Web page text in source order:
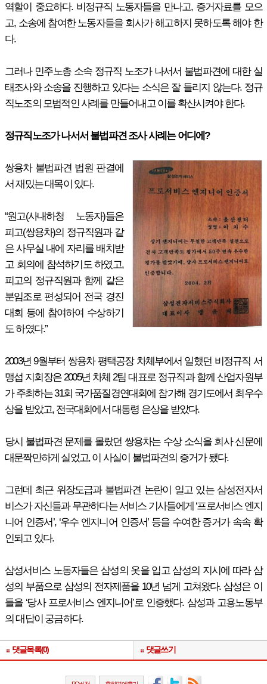
역할이 중요하다. 비정규직 노동자들을 만나고, 증거자료를 모으
고, 소송에 참여한 노동자들을 회사가 해고하지 못하도록 해야 한
다.
그러나 민주노총 소속 정규직 노조가 나서서 불법파견에 대한 실
태조사와 소송을 진행하고 있다는 소식은 잘 들리지 않는다. 정규
직노조의 모범적인 사례를 만들어내고 이를 확산시켜야 한다.
정규직노조가 나서서 불법파견 조사 사례는 어디에?
쌍용차 불법파견 법원 판결에
서 재밌는 대목이 있다.
“원고(사내하청 노동자)들은
피고(쌍용차)의 정규직원과 같
은 사무실 내에 자리를 배치받
고 회의에 참석하기도 하였고,
피고의 정규직원과 함께 같은
분임조로 편성되어 전국 경진
대회 등에 참여하여 수상하기
도 하였다.”
2003년 9월부터 쌍용차 평택공장 차체부에서 일했던 비정규직 서
맹섭 지회장은 2005년 차체 2팀 대표로 정규직과 함께 산업자원부
가 주최하는 31회 국가품질경연대회에 참가해 경기도에서 최우수
상을 받았고, 전국대회에서 대통령 은상을 받았다.
당시 불법파견 문제를 몰랐던 쌍용차는 수상 소식을 회사 신문에
대문짝만하게 실었고, 이 사실이 불법파견의 증거가 됐다.
그런데 최근 위장도급과 불법파견 논란이 일고 있는 삼성전자서
비스가 자신들과 무관하다는 서비스 기사들에게 ‘프로서비스 엔지
니어 인증서’, ‘우수 엔지니어 인증서’ 등을 수여한 증거가 속속 확
인되고 있다.
삼성서비스 노동자들은 삼성의 옷을 입고 삼성의 지시에 따라 삼
성의 부품으로 삼성의 전자제품을 10년 넘게 고쳐왔다. 삼성은 이
들을 ‘당사 프로서비스 엔지니어’로 인증했다. 삼성과 고용노동부
의 대답이 궁금하다.
댓글목록(0) 댓글쓰기